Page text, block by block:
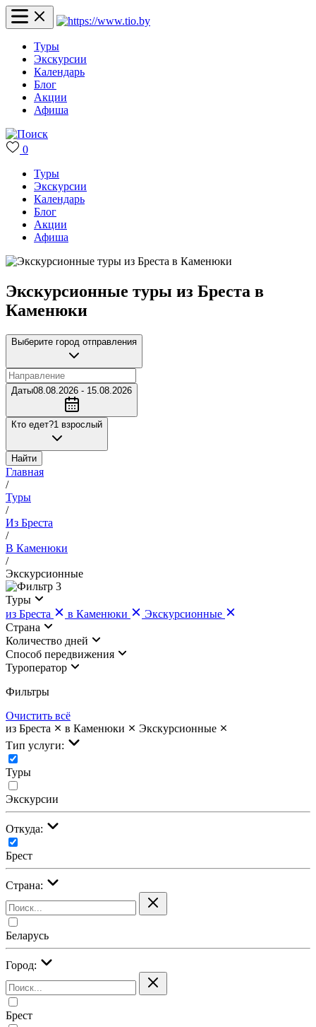
Туры
Экскурсии
Календарь
Блог
Акции
Афиша
0
Туры
Экскурсии
Календарь
Блог
Акции
Афиша
Экскурсионные туры из Бреста в
Каменюки
Выберите город отправления
Даты08.08.2026 - 15.08.2026
Кто едет?1 взрослый
Найти
Главная
/
Туры
/
Из Бреста
/
В Каменюки
/
Экскурсионные
3
Туры
из Бреста
в Каменюки
Экскурсионные
Страна
Количество дней
Cпособ передвижения
Туроператор
Фильтры
Очистить всё
из Бреста
в Каменюки
Экскурсионные
Тип услуги:
Туры
Экскурсии
Откуда:
Брест
Страна:
Беларусь
Город:
Брест